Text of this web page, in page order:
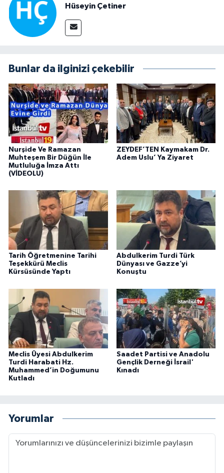
Hüseyin Çetiner
Bunlar da ilginizi çekebilir
Nurşide Ve Ramazan
Muhteşem Bir Düğün İle
Mutluluğa İmza Attı
(VİDEOLU)
ZEYDEF’TEN Kaymakam Dr.
Adem Uslu’ Ya Ziyaret
Tarih Öğretmenine Tarihi
Teşekkürü Meclis
Kürsüsünde Yaptı
Abdulkerim Turdi Türk
Dünyası ve Gazze’yi
Konuştu
Meclis Üyesi Abdulkerim
Turdi Harabati Hz.
Muhammed’in Doğumunu
Kutladı
Saadet Partisi ve Anadolu
Gençlik Derneği İsrail'
Kınadı
Yorumlar